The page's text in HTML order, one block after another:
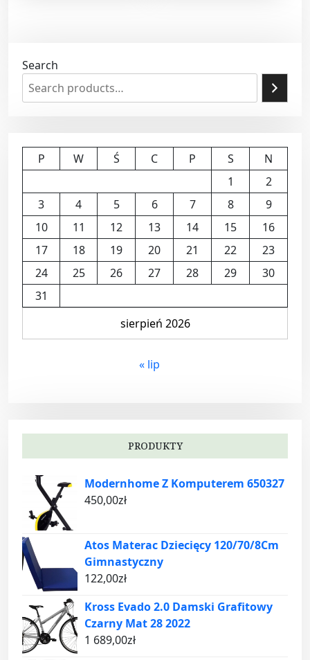
Search
sierpień 2026
P W Ś C P S
N
1
2
3
4 5 6 7 8
9
10
11 12 13 14 15
16
17
18 19 20 21 22
23
24
25 26 27 28 29
30
31
« lip
PRODUKTY
Modernhome Z Komputerem 650327
450,00zł
Atos Materac Dziecięcy 120/70/8Cm
Gimnastyczny
122,00zł
Kross Evado 2.0 Damski Grafitowy
Czarny Mat 28 2022
1 689,00zł